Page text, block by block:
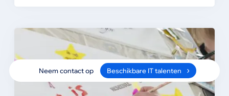
Neem contact op Beschikbare IT talenten